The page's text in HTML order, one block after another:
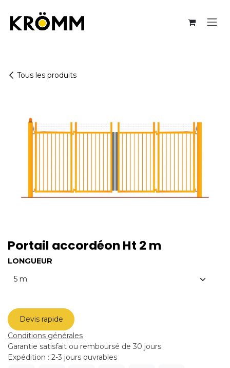
Tous les produits
Portail accordéon Ht 2 m
LONGUEUR
Devis rapide
Conditions générales
Garantie satisfait ou remboursé de 30 jours
Expédition : 2-3 jours ouvrables